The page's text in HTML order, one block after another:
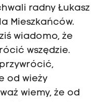
radny Łukasz
Mieszkańców.
wiadomo, że
wszędzie.
od wieży
wiemy, że od